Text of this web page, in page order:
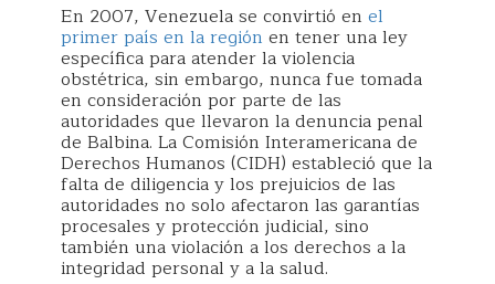
En 2007, Venezuela se convirtió en el
primer país en la región en tener una ley
específica para atender la violencia
obstétrica, sin embargo, nunca fue tomada
en consideración por parte de las
autoridades que llevaron la denuncia penal
de Balbina. La Comisión Interamericana de
Derechos Humanos (CIDH) estableció que la
falta de diligencia y los prejuicios de las
autoridades no solo afectaron las garantías
procesales y protección judicial, sino
también una violación a los derechos a la
integridad personal y a la salud.